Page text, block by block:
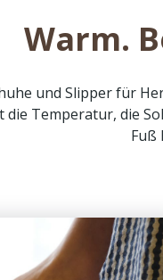
Warm.
und Slipper für
Temperatur, die
Fuß